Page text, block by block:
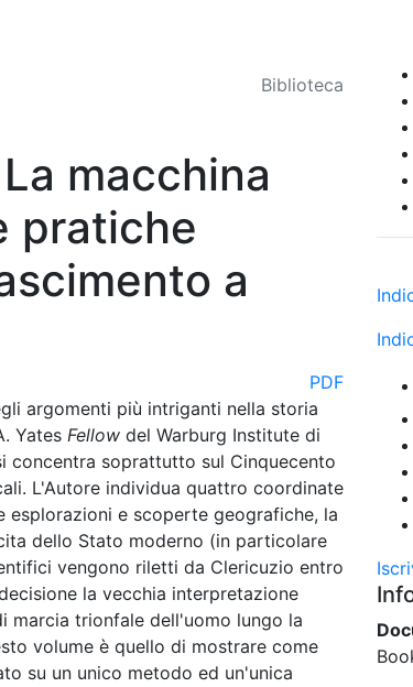
Biblioteca
macchina
pratiche
a
PDF
argomenti più intriganti nella storia
Yates Fellow del Warburg Institute di
concentra soprattutto sul Cinquecento
L'Autore individua quattro coordinate
esplorazioni e scoperte geografiche, la
dello Stato moderno (in particolare
vengono riletti da Clericuzio entro
la vecchia interpretazione
marcia trionfale dell'uomo lungo la
volume è quello di mostrare come
su un unico metodo ed un'unica